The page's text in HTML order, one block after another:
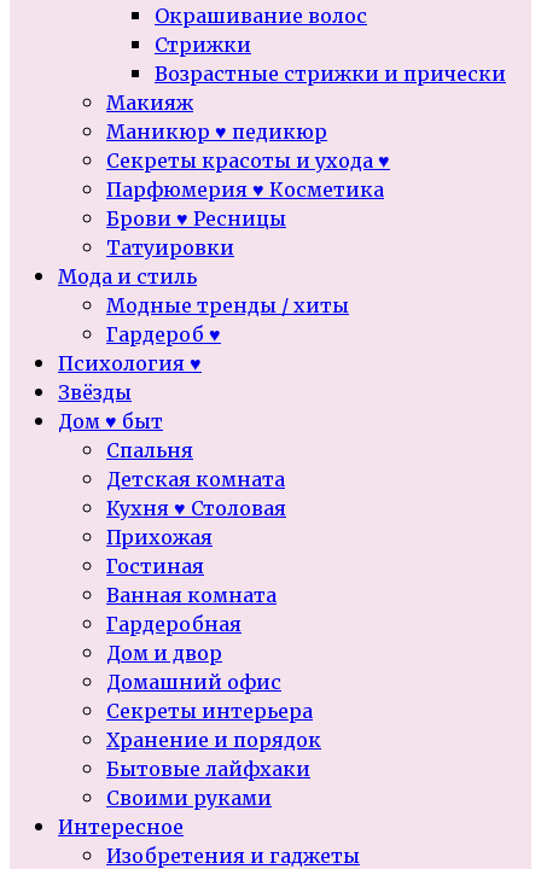
Окрашивание волос
Стрижки
Возрастные стрижки и прически
Макияж
Маникюр ♥ педикюр
Секреты красоты и ухода ♥
Парфюмерия ♥ Косметика
Брови ♥ Ресницы
Татуировки
Мода и стиль
Модные тренды / хиты
Гардероб ♥
Психология ♥
Звёзды
Дом ♥ быт
Спальня
Детская комната
Кухня ♥ Столовая
Прихожая
Гостиная
Ванная комната
Гардеробная
Дом и двор
Домашний офис
Секреты интерьера
Хранение и порядок
Бытовые лайфхаки
Своими руками
Интересное
Изобретения и гаджеты